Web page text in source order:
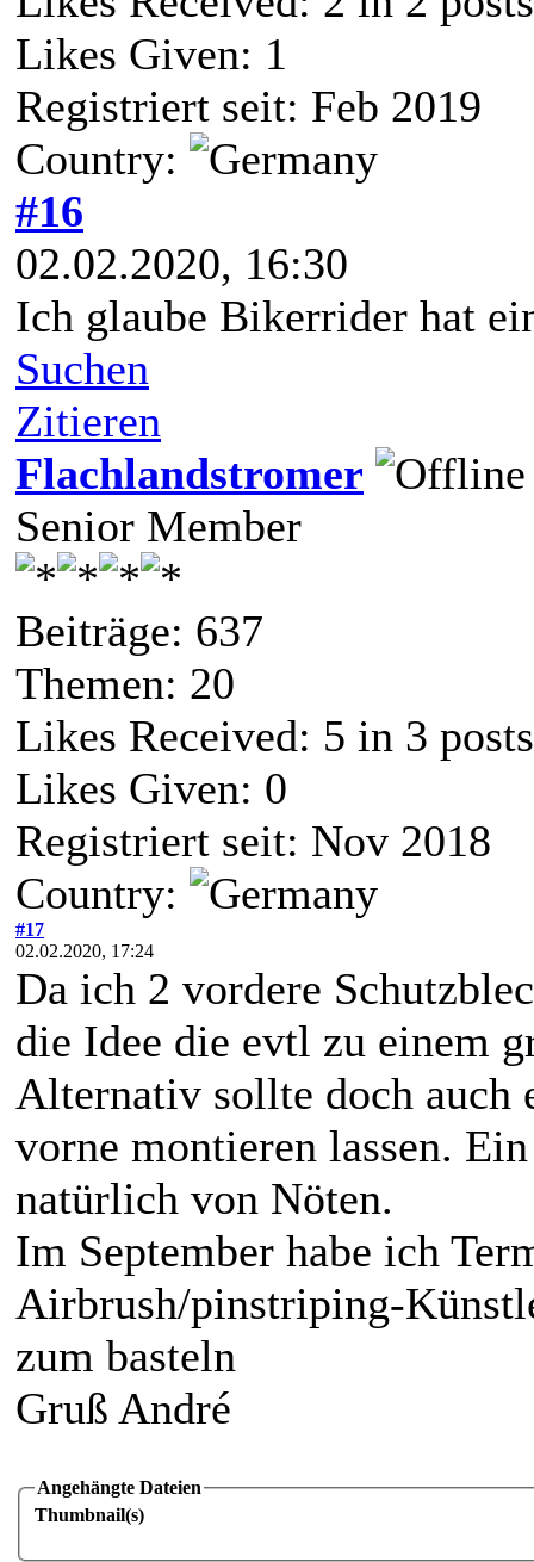
Likes Given: 1
Registriert seit: Feb 2019
Country:
#16
02.02.2020, 16:30
Ich glaube Bikerrider hat
Suchen
Zitieren
Flachlandstromer
Senior Member
Beiträge: 637
Themen: 20
Likes Received: 5 in 3 posts
Likes Given: 0
Registriert seit: Nov 2018
Country:
#17
02.02.2020, 17:24
Da ich 2 vordere
die Idee die evtl zu einem
Alternativ sollte doch auch
vorne montieren lassen.
natürlich von Nöten.
Im September habe ich
Airbrush/pinstriping-
zum basteln
Gruß André
Angehängte Dateien
Thumbnail(s)